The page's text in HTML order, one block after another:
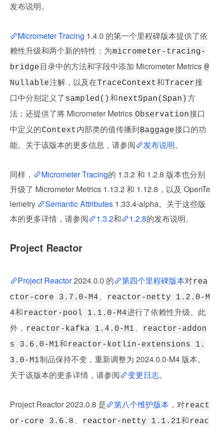
发布说明。
Micrometer Tracing 1.4.0 的第一个里程碑版本提供了依
赖性升级和两个新的特性：为micrometer-tracing-
bridge 目录中的方法和字段中添加 Micrometer Metrics @
Nullable注解，以及在TraceContext和Tracer接
口中分别定义了 sampled() 和nextSpan(Span) 方
法；还提供了将 Micrometer Metrics Observation接口
中定义的Context 内部类的值传播到Baggage接口的功
能。关于该版本的更多信息，请参阅
发布说明。
同样， Micrometer Tracing的 1.3.2 和 1.2.8 版本也分别
升级了 Micrometer Metrics 1.13.2 和 1.12.8，以及 OpenTe
lemetry
Semantic Attributes 1.33.4-alpha。关于这些版
本的更多详情，请参阅
1.3.2和 1.2.8的发布说明。
Project Reactor
Project Reactor 2024.0.0 的 第四个里程碑版本对rea
ctor-core 3.7.0-M4 、
reactor-netty 1.2.0-M
4和 reactor-pool 1.1.0-M4进行了依赖性升级。此
外， reactor-kafka 1.4.0-M1 、
reactor-addon
s 3.6.0-M1和 reactor-kotlin-extensions 1.
3.0-M1制品保持不变，重新调整为 2024.0.0-M4 版本。
关于该版本的更多详情，请参阅
变更日志。
Project Reactor 2023.0.8 是 第八个维护版本 ，对react
or-core 3.6.8 、 reactor-netty 1.1.21和 reac